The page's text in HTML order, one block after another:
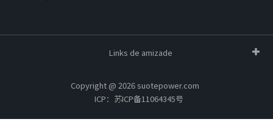
Links de amizade
Copyright @ 2026 suotepower.com
ICP：苏ICP备11064345号